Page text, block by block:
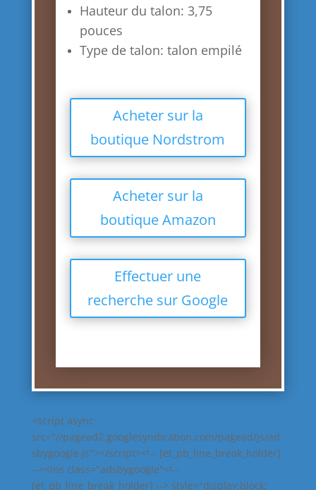
Hauteur du talon: 3,75
pouces
Type de talon: talon empilé
Acheter sur la
boutique Nordstrom
Acheter sur la
boutique Amazon
Effectuer une
recherche sur Google
<script async
src="//pagead2.googlesyndication.com/pagead/js/ad
sbygoogle.js"></script><!-- [et_pb_line_break_holder]
--><ins class="adsbygoogle"<!--
[et_pb_line_break_holder] --> style="display:block;